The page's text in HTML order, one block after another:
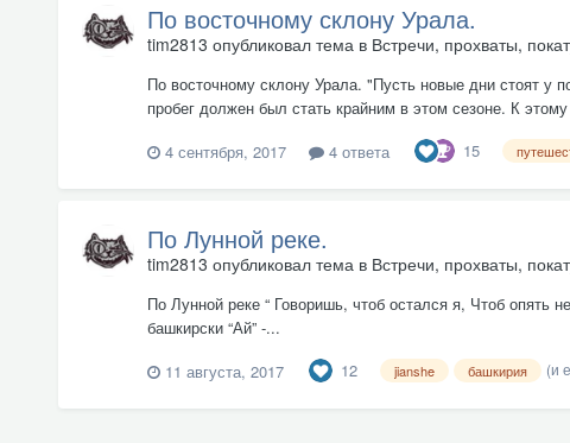
По восточному склону Урала.
tim2813 опубликовал тема в Встречи, прохваты,
По восточному склону Урала. "Пусть новые дни стоят
пробег должен был стать крайним в этом сезоне. К
4 сентября, 2017
4 ответа 15
По Лунной реке.
tim2813 опубликовал тема в Встречи, прохваты,
По Лунной реке “ Говоришь, чтоб остался я, Чтоб
башкирски “Ай” -...
11 августа, 2017
12 jianshe башкирия (и